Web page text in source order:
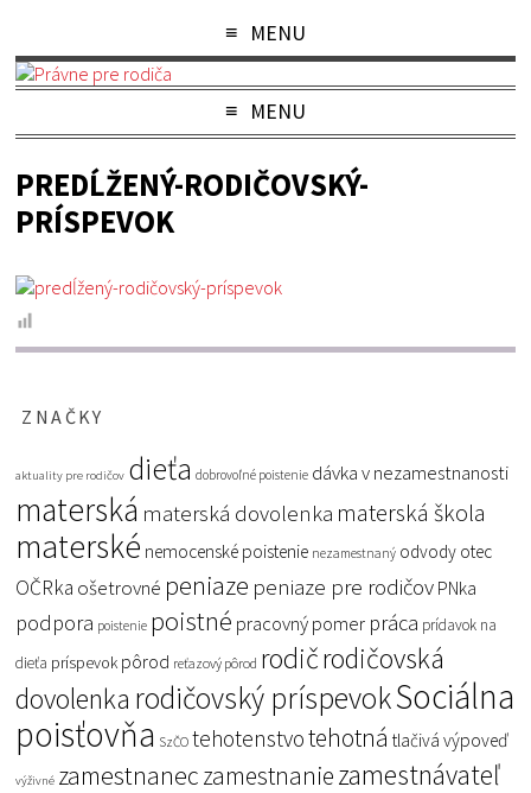
MENU
MENU
PREDĹŽENÝ-RODIČOVSKÝ-
PRÍSPEVOK
ZNAČKY
aktuality pre rodičov dieťa dobrovoľné poistenie dávka v nezamestnanosti
materská materská dovolenka materská škola
materské nemocenské poistenie nezamestnaný odvody otec
OČRka ošetrovné peniaze peniaze pre rodičov PNka
podpora poistenie poistné pracovný pomer práca prídavok na
dieťa príspevok pôrod reťazový pôrod rodičrodičovská
dovolenka rodičovský príspevokSociálna
poisťovňa SzČO tehotenstvotehotná tlačivá výpoveď
výživné zamestnaneczamestnaniezamestnávateľ